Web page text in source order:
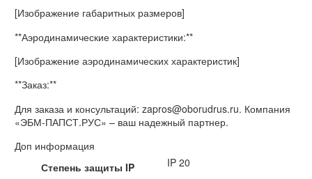
[Изображение габаритных размеров]
**Аэродинамические характеристики:**
[Изображение аэродинамических характеристик]
**Заказ:**
Для заказа и консультаций: zapros@oborudrus.ru. Компания
«ЭБМ-ПАПСТ.РУС» – ваш надежный партнер.
Доп информация
Степень защиты IP
IP 20